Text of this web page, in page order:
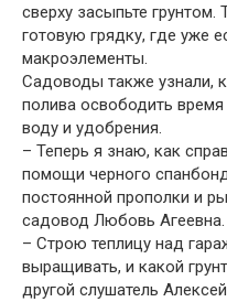
сверху засыпьте
готовую грядку, где уже
макроэлементы.
Садоводы также узнали,
полива освободить
воду и удобрения.
– Теперь я знаю, как
помощи черного
постоянной прополки и
садовод Любовь Агеевна.
– Строю теплицу над
выращивать, и какой
другой слушатель